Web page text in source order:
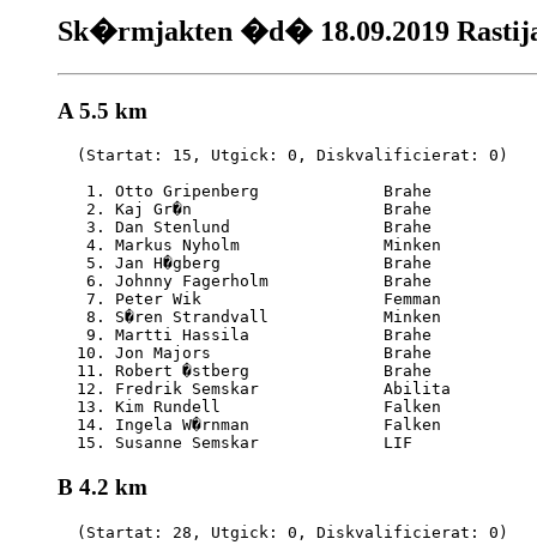
Sk�rmjakten �d� 18.09.2019
A 5.5 km
  (Startat: 15, Utgick: 0, Diskvalificierat: 0)
1. Otto Gripenberg             Brahe
2. Kaj Gr�n                    Brahe
3. Dan Stenlund                Brahe
4. Markus Nyholm               Minken
5. Jan H�gberg                 Brahe
6. Johnny Fagerholm            Brahe
7. Peter Wik                   Femman
8. S�ren Strandvall            Minken
9. Martti Hassila              Brahe
10. Jon Majors                  Brahe
11. Robert �stberg              Brahe
12. Fredrik Semskar             Abilita
13. Kim Rundell                 Falken
14. Ingela W�rnman              Falken
B 4.2 km
  (Startat: 28, Utgick: 0, Diskvalificierat: 0)